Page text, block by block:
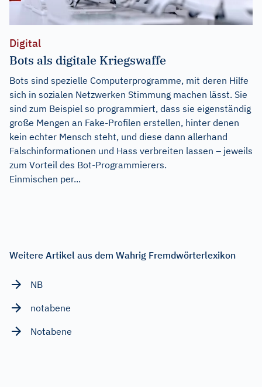
Digital
Bots als digitale Kriegswaffe
Bots sind spezielle Computerprogramme, mit deren Hilfe
sich in sozialen Netzwerken Stimmung machen lässt. Sie
sind zum Beispiel so programmiert, dass sie eigenständig
große Mengen an Fake-Profilen erstellen, hinter denen
kein echter Mensch steht, und diese dann allerhand
Falschinformationen und Hass verbreiten lassen – jeweils
zum Vorteil des Bot-Programmierers.
Einmischen per...
Weitere Artikel aus dem Wahrig Fremdwörterlexikon
NB
notabene
Notabene